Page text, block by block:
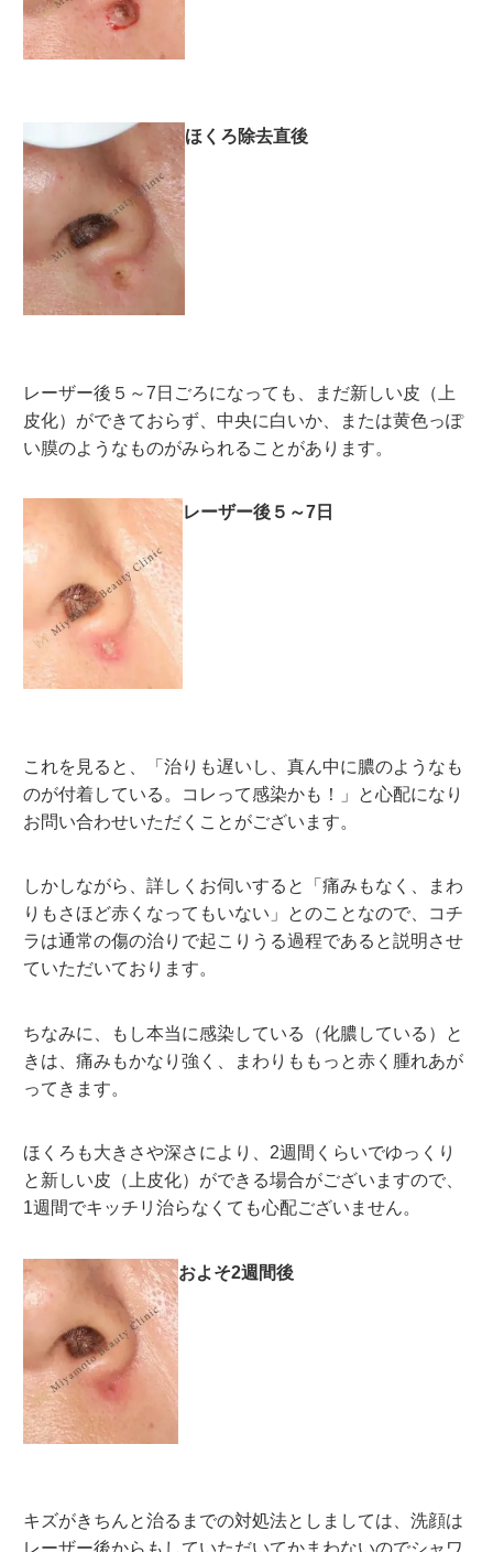
ほくろ除去直後
レーザー後５～7日ごろになっても、まだ新しい皮（上
皮化）ができておらず、中央に白いか、または黄色っぽ
い膜のようなものがみられることがあります。
レーザー後５～7日
これを見ると、「治りも遅いし、真ん中に膿のようなも
のが付着している。コレって感染かも！」と心配になり
お問い合わせいただくことがございます。
しかしながら、詳しくお伺いすると「痛みもなく、まわ
りもさほど赤くなってもいない」とのことなので、コチ
ラは通常の傷の治りで起こりうる過程であると説明させ
ていただいております。
ちなみに、もし本当に感染している（化膿している）と
きは、痛みもかなり強く、まわりももっと赤く腫れあが
ってきます。
ほくろも大きさや深さにより、2週間くらいでゆっくり
と新しい皮（上皮化）ができる場合がございますので、
1週間でキッチリ治らなくても心配ございません。
およそ2週間後
キズがきちんと治るまでの対処法としましては、洗顔は